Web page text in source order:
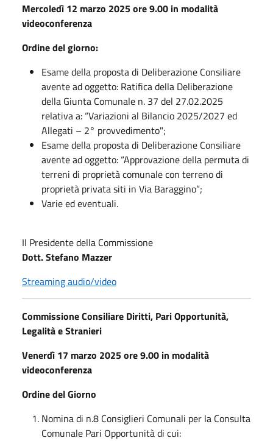
Mercoledì 12 marzo 2025 ore 9.00 in modalità
videoconferenza
Ordine del giorno:
Esame della proposta di Deliberazione Consiliare
avente ad oggetto: Ratifica della Deliberazione
della Giunta Comunale n. 37 del 27.02.2025
relativa a: “Variazioni al Bilancio 2025/2027 ed
Allegati – 2° provvedimento";
Esame della proposta di Deliberazione Consiliare
avente ad oggetto: “Approvazione della permuta di
terreni di proprietà comunale con terreno di
proprietà privata siti in Via Baraggino”;
Varie ed eventuali.
Il Presidente della Commissione
Dott. Stefano Mazzer
Streaming audio/video
Commissione Consiliare Diritti, Pari Opportunità,
Legalità e Stranieri
Venerdì 17 marzo 2025 ore 9.00 in modalità
videoconferenza
Ordine del Giorno
Nomina di n.8 Consiglieri Comunali per la Consulta
Comunale Pari Opportunità di cui: